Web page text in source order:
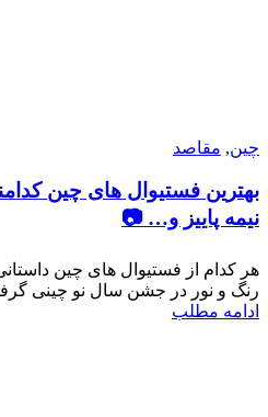
چین, مقاصد
بهترین فستیوال های چین
نیمه پاییز و… 📷
هر کدام از فستیوال های چین
رنگ و نور در جشن سال نو چینی
ادامه مطلب